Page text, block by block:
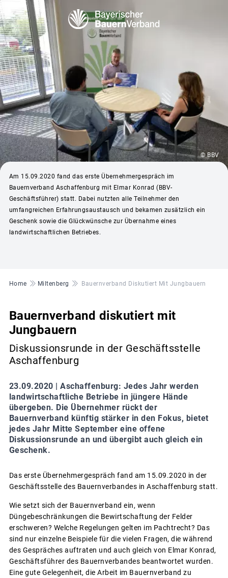
© BBV
Am 15.09.2020 fand das erste Übernehmergespräch im
Bauernverband Aschaffenburg mit Elmar Konrad (BBV-
Geschäftsführer) statt. Dabei nutzten alle Teilnehmer den
umfangreichen Erfahrungsaustausch und bekamen zusätzlich ein
Geschenk sowie die Glückwünsche zur Übernahme eines
landwirtschaftlichen Betriebes.
Pfadnavigation
Home Miltenberg Bauernverband Diskutiert Mit Jungbauern
Bauernverband diskutiert mit
Jungbauern
Diskussionsrunde in der Geschäftsstelle
Aschaffenburg
23.09.2020 | Aschaffenburg: Jedes Jahr werden
landwirtschaftliche Betriebe in jüngere Hände
übergeben. Die Übernehmer rückt der
Bauernverband künftig stärker in den Fokus, bietet
jedes Jahr Mitte September eine offene
Diskussionsrunde an und übergibt auch gleich ein
Geschenk.
Das erste Übernehmergespräch fand am 15.09.2020 in der
Geschäftsstelle des Bauernverbandes in Aschaffenburg statt.
Wie setzt sich der Bauernverband ein, wenn
Düngebeschränkungen die Bewirtschaftung der Felder
erschweren? Welche Regelungen gelten im Pachtrecht? Das
sind nur einzelne Beispiele für die vielen Fragen, die während
des Gespräches auftraten und auch gleich von Elmar Konrad,
Geschäftsführer des Bauernverbandes beantwortet wurden.
Eine gute Gelegenheit, die Arbeit im Bauernverband zu